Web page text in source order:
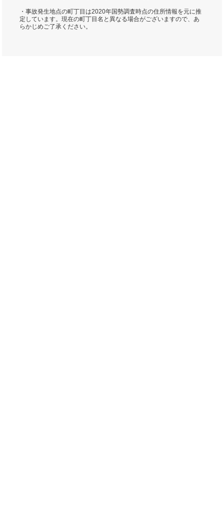
・事故発生地点の町丁目は2020年国勢調査時点の住所情報を元に推
定しています。現在の町丁目名と異なる場合がございますので、あ
らかじめご了承ください。